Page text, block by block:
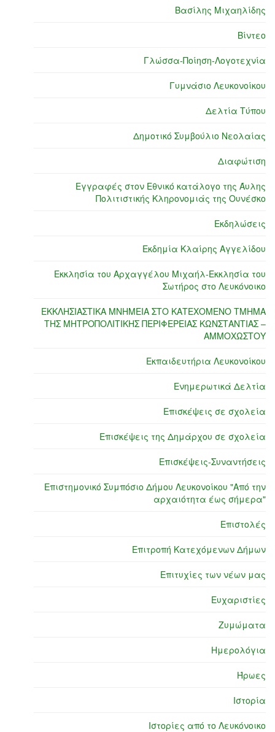
Βασίλης Μιχαηλίδης
Βίντεο
Γλώσσα-Ποίηση-Λογοτεχνία
Γυμνάσιο Λευκονοίκου
Δελτία Τύπου
Δημοτικό Συμβούλιο Νεολαίας
Διαφώτιση
Εγγραφές στον Εθνικό κατάλογο της Άυλης
Πολιτιστικής Κληρονομιάς της Ουνέσκο
Εκδηλώσεις
Εκδημία Κλαίρης Αγγελίδου
Εκκλησία του Αρχαγγέλου Μιχαήλ-Εκκλησία του
Σωτήρος στο Λευκόνοικο
ΕΚΚΛΗΣΙΑΣΤΙΚΑ ΜΝΗΜΕΙΑ ΣΤΟ ΚΑΤΕΧΟΜΕΝΟ ΤΜΗΜΑ
ΤΗΣ ΜΗΤΡΟΠΟΛΙΤΙΚΗΣ ΠΕΡΙΦΕΡΕΙΑΣ ΚΩΝΣΤΑΝΤΙΑΣ –
ΑΜΜΟΧΩΣΤΟΥ
Εκπαιδευτήρια Λευκονοίκου
Ενημερωτικά Δελτία
Επισκέψεις σε σχολεία
Επισκέψεις της Δημάρχου σε σχολεία
Επισκέψεις-Συναντήσεις
Επιστημονικό Συμπόσιο Δήμου Λευκονοίκου "Από την
αρχαιότητα έως σήμερα"
Επιστολές
Επιτροπή Κατεχόμενων Δήμων
Επιτυχίες των νέων μας
Ευχαριστίες
Ζυμώματα
Ημερολόγια
Ήρωες
Ιστορία
Ιστορίες από το Λευκόνοικο